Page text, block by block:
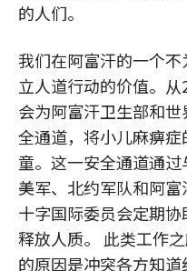
的人们。
我们在阿富汗的一个
立人道行动的价值。
会为阿富汗卫生部和
全通道，将小儿麻痹
童。这一安全通道通
美军、北约军队和阿
十字国际委员会定期
释放人质。 此类工作
的原因是冲突各方知